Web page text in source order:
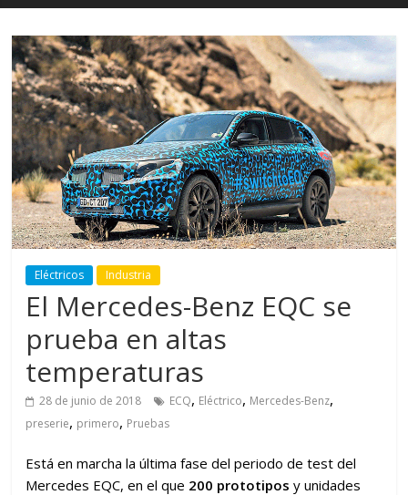
Eléctricos Industria
El Mercedes-Benz EQC se
prueba en altas
temperaturas
28 de junio de 2018 ECQ, Eléctrico, Mercedes-Benz,
preserie, primero, Pruebas
Está en marcha la última fase del periodo de test del
Mercedes EQC, en el que 200 prototipos y unidades